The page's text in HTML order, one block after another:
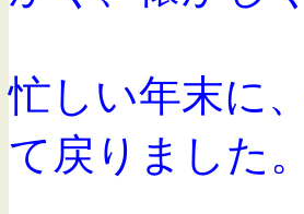
忙しい年末に
て戻りました。